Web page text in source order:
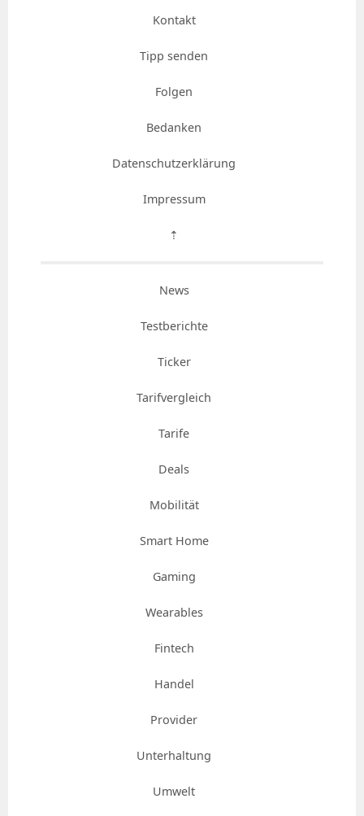
Kontakt
Tipp senden
Folgen
Bedanken
Datenschutzerklärung
Impressum
⇡
News
Testberichte
Ticker
Tarifvergleich
Tarife
Deals
Mobilität
Smart Home
Gaming
Wearables
Fintech
Handel
Provider
Unterhaltung
Umwelt